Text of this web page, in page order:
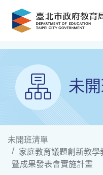
跳到主要內容
未
未開班清單
家庭教育議題創新教
暨成果發表會實施計畫